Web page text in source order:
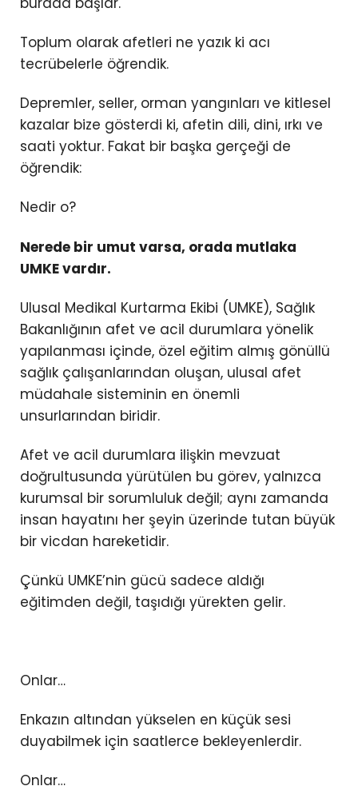
Toplum olarak afetleri ne yazık ki acı
tecrübelerle öğrendik.
Depremler, seller, orman yangınları ve kitlesel
kazalar bize gösterdi ki, afetin dili, dini, ırkı ve
saati yoktur. Fakat bir başka gerçeği de
öğrendik:
Nedir o?
Nerede bir umut varsa, orada mutlaka
UMKE vardır.
Ulusal Medikal Kurtarma Ekibi (UMKE), Sağlık
Bakanlığının afet ve acil durumlara yönelik
yapılanması içinde, özel eğitim almış gönüllü
sağlık çalışanlarından oluşan, ulusal afet
müdahale sisteminin en önemli
unsurlarından biridir.
Afet ve acil durumlara ilişkin mevzuat
doğrultusunda yürütülen bu görev, yalnızca
kurumsal bir sorumluluk değil; aynı zamanda
insan hayatını her şeyin üzerinde tutan büyük
bir vicdan hareketidir.
Çünkü UMKE’nin gücü sadece aldığı
eğitimden değil, taşıdığı yürekten gelir.
Onlar…
Enkazın altından yükselen en küçük sesi
duyabilmek için saatlerce bekleyenlerdir.
Onlar…